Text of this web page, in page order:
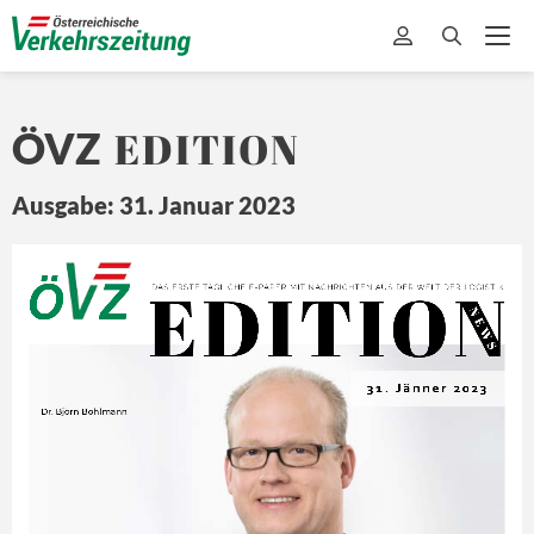
ÖVZ EDITION
Ausgabe: 31. Januar 2023
Z
Ö
Dr. Björn Bohlmann
EDITION
DA S ERSTE TÄ GLICHE E-PAPER MIT NACHRICHTEN A US DER WELT DER L OGISTIK
N E
W S
31. Jänner 2023